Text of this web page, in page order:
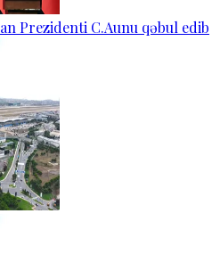
Prezidenti C.Aunu qəbul edib